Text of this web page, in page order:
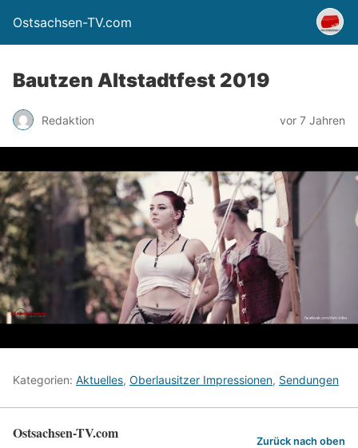
Ostsachsen-TV.com
Bautzen Altstadtfest 2019
Redaktion vor 7 Jahren
Kategorien: Aktuelles, Oberlausitzer Impressionen, Sendungen
Ostsachsen-TV.com Zurück nach oben